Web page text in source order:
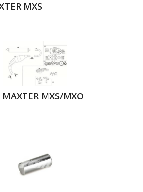
MXS
MXS/MXO